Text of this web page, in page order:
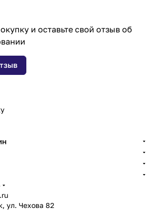
и оставьте свой отзыв об
ул. Чехова 82